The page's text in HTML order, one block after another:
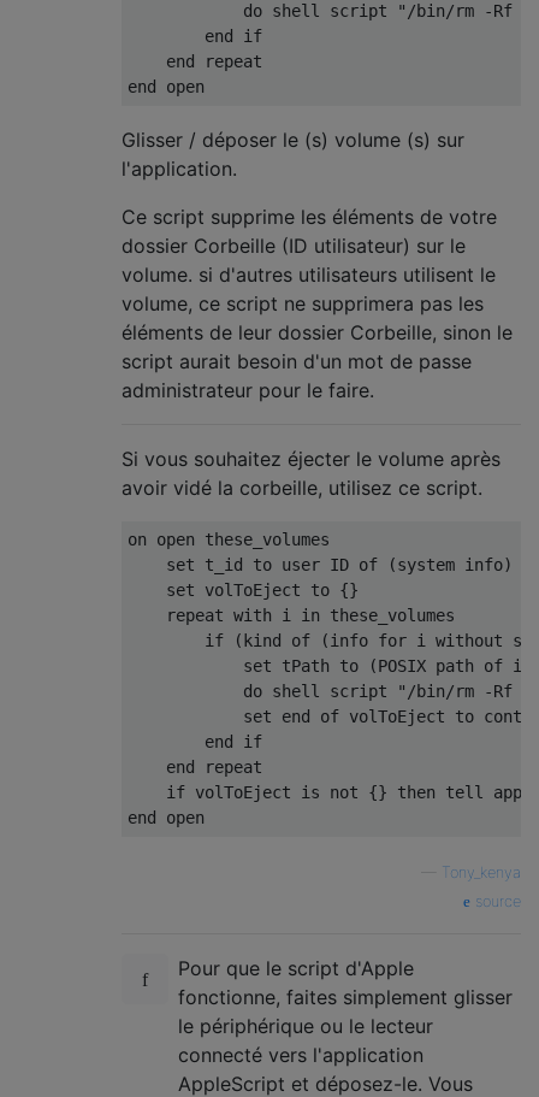
do shell script "/bin/rm -Rf
        end if
    end repeat
Glisser / déposer le (s) volume (s) sur
l'application.
Ce script supprime les éléments de votre
dossier Corbeille (ID utilisateur) sur le
volume. si d'autres utilisateurs utilisent le
volume, ce script ne supprimera pas les
éléments de leur dossier Corbeille, sinon le
script aurait besoin d'un mot de passe
administrateur pour le faire.
Si vous souhaitez éjecter le volume après
avoir vidé la corbeille, utilisez ce script.
on open these_volumes
    set t_id to user ID of (system info)
    set volToEject to {}
    repeat with i in these_volumes
if (kind of (info for i without
set tPath to (POSIX path of
do shell script "/bin/rm -Rf
set end of volToEject to
        end if
    end repeat
if volToEject is not {} then tell
Tony_kenya
source
Pour que le script d'Apple
fonctionne, faites simplement glisser
le périphérique ou le lecteur
connecté vers l'application
AppleScript et déposez-le. Vous